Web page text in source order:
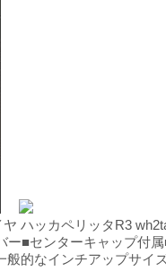
ハッカペリッタR3
■センターキャップ付
的なインチアップサイ